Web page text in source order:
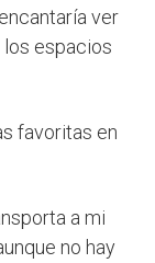
ver
los espacios
favoritas en
a mi
no hay